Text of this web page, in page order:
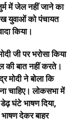
में जेल नहीं जाने का
युवाओं काे पंचायत
किया।
जी पर भरोसा किया
की बात नहीं करते।
मोदी ने बोला कि
चाहिए। लोकसभा में
घंटे भाषण दिया,
देकर बाहर